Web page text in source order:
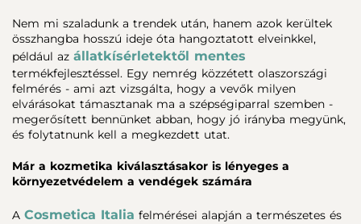
Nem mi szaladunk a trendek után, hanem azok kerültek
összhangba hosszú ideje óta hangoztatott elveinkkel,
például az állatkísérletektől mentes
termékfejlesztéssel. Egy nemrég közzétett olaszországi
felmérés - ami azt vizsgálta, hogy a vevők milyen
elvárásokat támasztanak ma a szépségiparral szemben -
megerősített bennünket abban, hogy jó irányba megyünk,
és folytatnunk kell a megkezdett utat.
Már a kozmetika kiválasztásakor is lényeges a
környezetvédelem a vendégek számára
A Cosmetica Italia felmérései alapján a természetes és